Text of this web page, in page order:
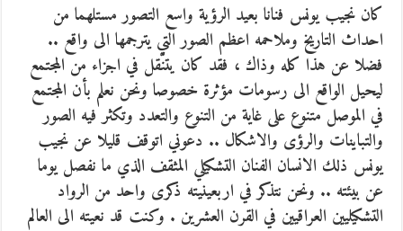
كان نجيب يونس فنانا بعيد الرؤية واسع التصور مستلهما من
احداث التاريخ وملاحمه اعظم الصور التي يترجمها الى واقع ..
فضلا عن هذا كله وذاك ، فقد كان يتنّقل في اجزاء من المجتمع
ليحيل الواقع الى رسومات مؤثرة خصوصا ونحن نعلم بأن المجتمع
في الموصل متنوع على غاية من التنوع والتعدد وتكثر فيه الصور
والتباينات والرؤى والاشكال .. دعوني اتوقف قليلا عن نجيب
يونس ذلك الانسان الفنان التشكيلي المثقف الذي ما نفصل يوما
عن بيئته .. ونحن نتذكر في اربعينيته ذكرى واحد من الرواد
التشكيليين العراقيين في القرن العشرين . وكنت قد نعيته الى العالم